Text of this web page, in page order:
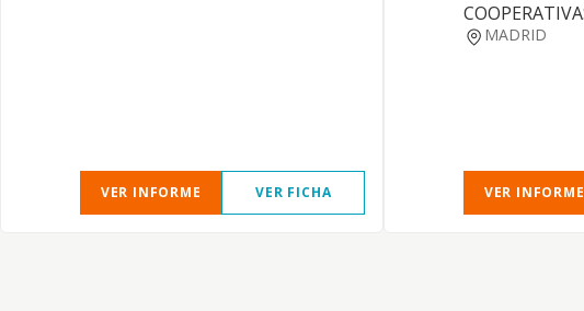
VER INFORME VER FICHA
MADRID
VER INFORME